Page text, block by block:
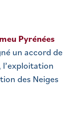
Pyrénées
un accord de
des Neiges